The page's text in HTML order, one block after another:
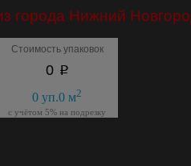
города Нижний
Стоимость упаковок
0 p
0 уп.0 м2
с учётом 5% на подрезку